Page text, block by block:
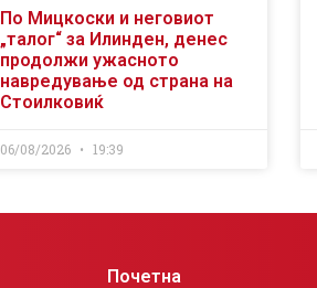
По Мицкоски и неговиот
„талог“ за Илинден, денес
продолжи ужасното
навредување од страна на
Стоилковиќ
06/08/2026 19:39
Почетна